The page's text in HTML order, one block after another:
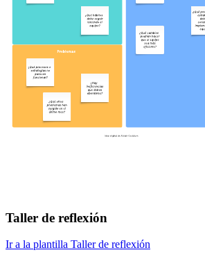
Taller de reflexión
Ir a la plantilla Taller de reflexión